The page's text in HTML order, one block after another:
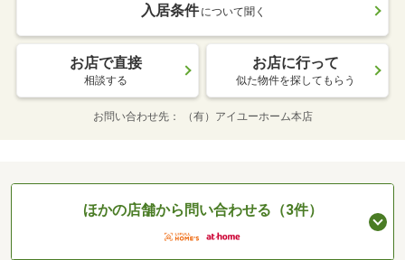
入居条件 について聞く
お店で直接
相談する
お店に行って
似た物件を探してもらう
お問い合わせ先 （有）アイユーホーム本店
ほかの店舗から問い合わせる（3件）